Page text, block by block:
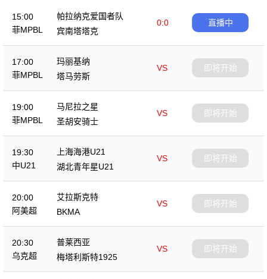
15:00
菲MPBL
帕拉纳克爱国者队
0:0
宾南塔塔克
直播中
17:00
菲MPBL
玛丽基纳
VS
塔马劳斯
即将开始
19:00
菲MPBL
马尼拉之星
VS
圣胡安骑士
即将开始
19:30
中U21
上海海港U21
VS
湖北青年星U21
即将开始
20:00
阿美超
艾拉斯克特
VS
BKMA
即将开始
20:30
乌克超
普莱西亚
VS
梅塔利斯特1925
即将开始